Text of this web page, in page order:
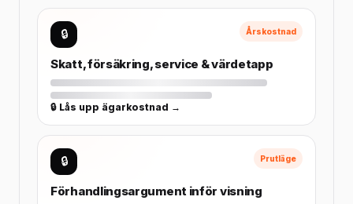
🔒 Årskostnad
Skatt, försäkring, service & värdetapp
🔒 Lås upp ägarkostnad →
🔒 Prutläge
Förhandlingsargument inför visning